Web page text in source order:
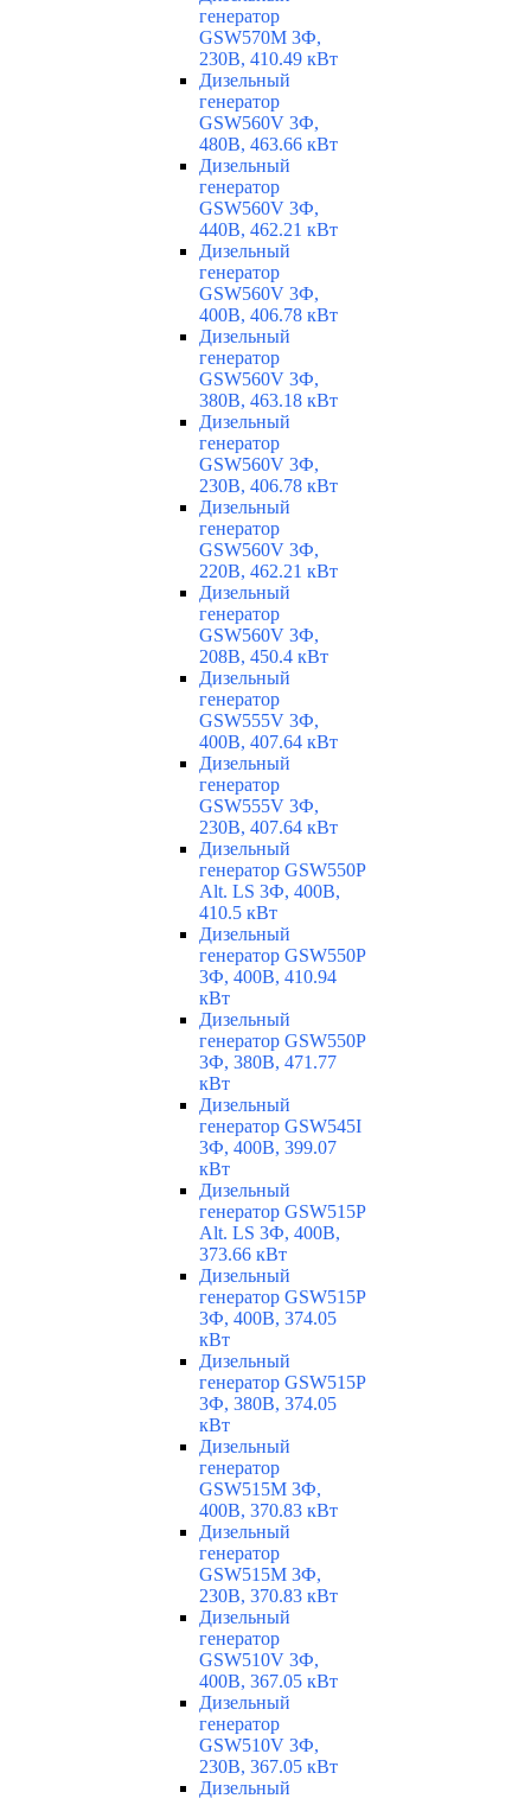
генератор
GSW570M 3Ф,
230В, 410.49 кВт
Дизельный
генератор
GSW560V 3Ф,
480В, 463.66 кВт
Дизельный
генератор
GSW560V 3Ф,
440В, 462.21 кВт
Дизельный
генератор
GSW560V 3Ф,
400В, 406.78 кВт
Дизельный
генератор
GSW560V 3Ф,
380В, 463.18 кВт
Дизельный
генератор
GSW560V 3Ф,
230В, 406.78 кВт
Дизельный
генератор
GSW560V 3Ф,
220В, 462.21 кВт
Дизельный
генератор
GSW560V 3Ф,
208В, 450.4 кВт
Дизельный
генератор
GSW555V 3Ф,
400В, 407.64 кВт
Дизельный
генератор
GSW555V 3Ф,
230В, 407.64 кВт
Дизельный
генератор GSW550P
Alt. LS 3Ф, 400В,
410.5 кВт
Дизельный
генератор GSW550P
3Ф, 400В, 410.94
кВт
Дизельный
генератор GSW550P
3Ф, 380В, 471.77
кВт
Дизельный
генератор GSW545I
3Ф, 400В, 399.07
кВт
Дизельный
генератор GSW515P
Alt. LS 3Ф, 400В,
373.66 кВт
Дизельный
генератор GSW515P
3Ф, 400В, 374.05
кВт
Дизельный
генератор GSW515P
3Ф, 380В, 374.05
кВт
Дизельный
генератор
GSW515M 3Ф,
400В, 370.83 кВт
Дизельный
генератор
GSW515M 3Ф,
230В, 370.83 кВт
Дизельный
генератор
GSW510V 3Ф,
400В, 367.05 кВт
Дизельный
генератор
GSW510V 3Ф,
230В, 367.05 кВт
Дизельный